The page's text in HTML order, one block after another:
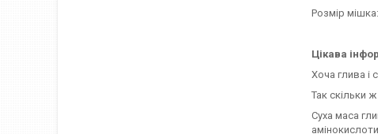
Розмір
Цікава
Хоча глива і
Так скільки
Суха маса